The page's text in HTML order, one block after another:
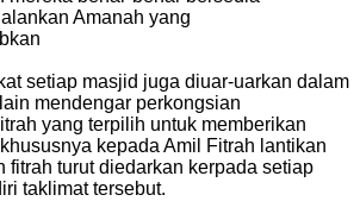
Amanah yang
setiap masjid juga diuar-uarkan dalam
mendengar perkongsian
yang terpilih untuk memberikan
kepada Amil Fitrah lantikan
fitrah turut diedarkan kerpada setiap
taklimat tersebut.